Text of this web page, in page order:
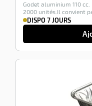
HT
Godet aluminium 110
2000 unités.Il convient
DISPO 7 JOURS